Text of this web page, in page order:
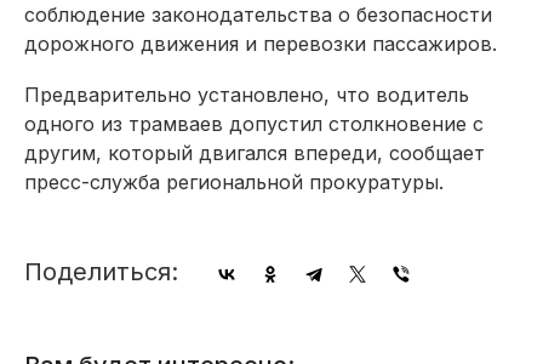
соблюдение законодательства о безопасности
дорожного движения и перевозки пассажиров.
Предварительно установлено, что водитель
одного из трамваев допустил столкновение с
другим, который двигался впереди, сообщает
пресс-служба региональной прокуратуры.
Поделиться: